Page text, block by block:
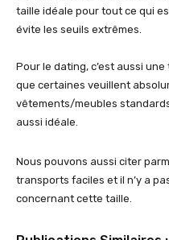
taille idéale pour tout ce qui
évite les seuils extrêmes.
Pour le dating, c’est aussi
que certaines veuillent
vêtements/meubles
aussi idéale.
Nous pouvons aussi citer
transports faciles et il n’y a
concernant cette taille.